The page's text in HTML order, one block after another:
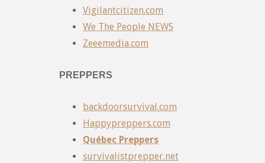
Vigilantcitizen.com
We The People NEWS
Zeeemedia.com
PREPPERS
backdoorsurvival.com
Happypreppers.com
Québec Preppers
survivalistprepper.net